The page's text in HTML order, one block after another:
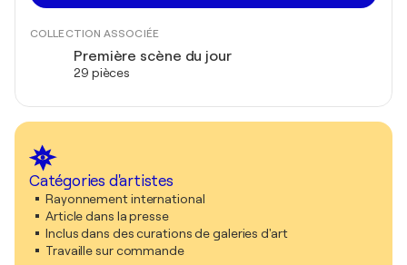
COLLECTION ASSOCIÉE
Première scène du jour
29 pièces
Catégories d'artistes
Rayonnement international
Article dans la presse
Inclus dans des curations de galeries d'art
Travaille sur commande